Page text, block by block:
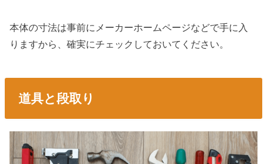
本体の寸法は事前にメーカーホームページなどで手に入
りますから、確実にチェックしておいてください。
道具と段取り